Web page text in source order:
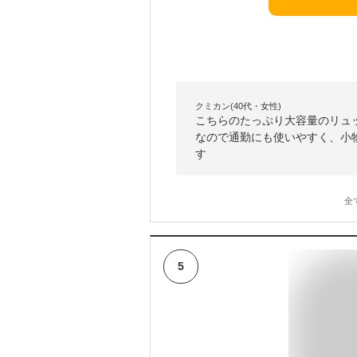
クミカン(40代・女性)
こちらのたっぷり大容量のリ
なので通勤にも使いやすく、
す
全
5